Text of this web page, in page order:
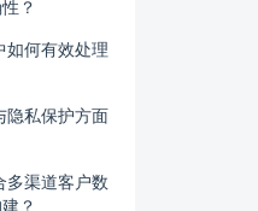
？
如何有效处理
隐私保护方面
多渠道客户数
？